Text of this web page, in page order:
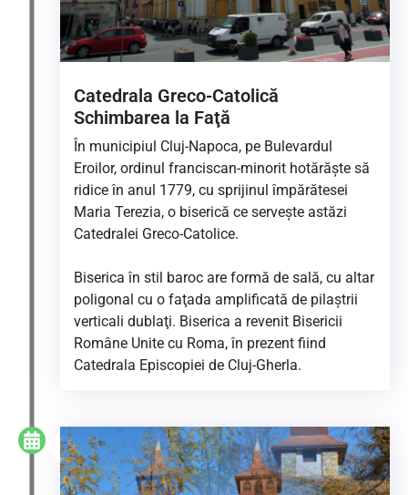
Catedrala Greco-Catolică
Schimbarea la Faţă
În municipiul Cluj-Napoca, pe Bulevardul
Eroilor, ordinul franciscan-minorit hotărăşte să
ridice în anul 1779, cu sprijinul împărătesei
Maria Terezia, o biserică ce serveşte astăzi
Catedralei Greco-Catolice.
Biserica în stil baroc are formă de sală, cu altar
poligonal cu o faţada amplificată de pilaştrii
verticali dublaţi. Biserica a revenit Bisericii
Române Unite cu Roma, în prezent fiind
Catedrala Episcopiei de Cluj-Gherla.